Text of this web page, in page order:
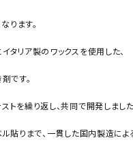
ります。
タリア製のワックスを使用した、
です。
トを繰り返し、共同で開発しました
ル貼りまで、一貫した国内製造によ